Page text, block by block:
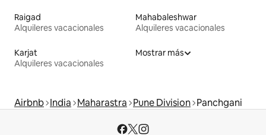
Raigad
Alquileres vacacionales
Mahabaleshwar
Alquileres vacacionales
Karjat
Alquileres vacacionales
Mostrar más
Airbnb India Maharastra Pune Division Panchgani